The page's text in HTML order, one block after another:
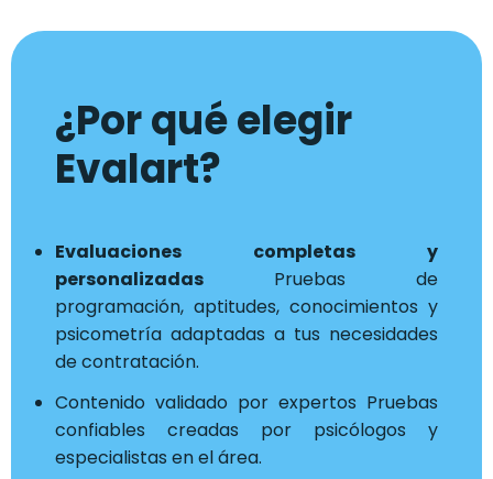
¿Por qué elegir
Evalart?
Evaluaciones completas y
personalizadas Pruebas de
programación, aptitudes, conocimientos y
psicometría adaptadas a tus necesidades
de contratación.
Contenido validado por expertos Pruebas
confiables creadas por psicólogos y
especialistas en el área.